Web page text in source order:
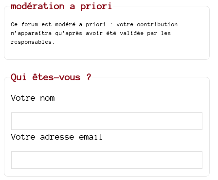
modération a priori
Ce forum est modéré a priori : votre contribution
n’apparaîtra qu’après avoir été validée par les
responsables.
Qui êtes-vous ?
Votre nom
Votre adresse email